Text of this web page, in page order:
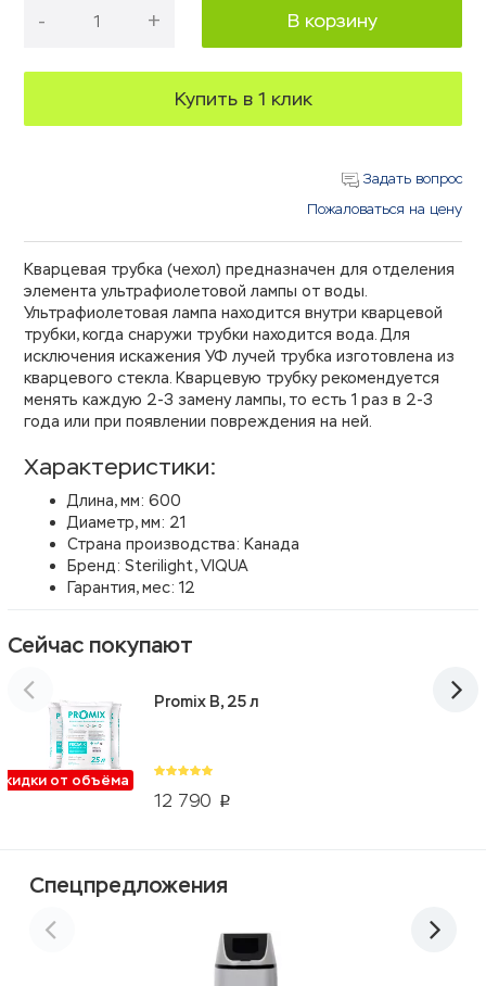
- + В корзину
Купить в 1 клик
Задать вопрос
Пожаловаться на цену
Кварцевая трубка (чехол) предназначен для отделения
элемента ультрафиолетовой лампы от воды.
Ультрафиолетовая лампа находится внутри кварцевой
трубки, когда снаружи трубки находится вода. Для
исключения искажения УФ лучей трубка изготовлена из
кварцевого стекла. Кварцевую трубку рекомендуется
менять каждую 2-3 замену лампы, то есть 1 раз в 2-3
года или при появлении повреждения на ней.
Характеристики:
Длина, мм: 600
Диаметр, мм: 21
Страна производства: Канада
Бренд: Sterilight, VIQUA
Гарантия, мес: 12
Сейчас покупают
от объёма
12 790 p
Promix B, 25 л
Спецпредложения